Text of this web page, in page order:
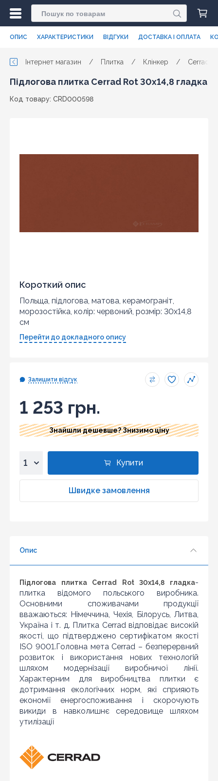
ОПИС ХАРАКТЕРИСТИКИ ВІДГУКИ ДОСТАВКА І ОПЛАТА
Інтернет магазин / Плитка / Клінкер / Cerrad
Підлогова плитка Cerrad Rot 30x14,8 гладка
Код товару: CRD000598
Короткий опис
Польща, підлогова, матова, керамограніт,
морозостійка, колір: червоний, розмір: 30x14,8
см
Перейти до докладного опису
Залишити відгук
1 253 грн.
Знайшли дешевше? Знизимо ціну
3
7
8
9
10
Купити
Швидке замовлення
Опис
Підлогова плитка Cerrad Rot 30x14,8 гладка-
плитка відомого польського виробника.
Основними споживачами продукції
вважаються: Німеччина, Чехія, Білорусь, Литва,
Україна і т. д. Плитка Cerrad відповідає високій
якості, що підтверджено сертифікатом якості
ISO 9001.Головна мета Cerrad – безперервний
розвиток і використання нових технологій
шляхом модернізації виробничої лінії.
Характерним для виробництва плитки є
дотримання екологічних норм, які сприяють
економії енергоспоживання і скорочують
викиди в навколишнє середовище шляхом
утилізації
Знайшли дешевше?
Шановні клієнти нашого магазину! Якщо ви блукаючи
по інтернету знайшли ціну потрібного Вам товару